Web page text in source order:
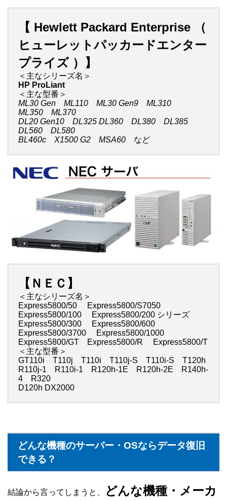
【 Hewlett Packard Enterprise （
ヒューレットパッカードエンター
プライズ ）】
＜主なシリーズ名＞
HP ProLiant
＜主な型番＞
ML30 Gen ML110 ML30 Gen9 ML310
ML350 ML370
DL20 Gen10 DL325 DL360 DL380 DL385
DL560 DL580
BL460c X1500 G2 MSA60 など
【ＮＥＣ】
＜主なシリーズ名＞
Express5800/50 Express5800/S7050
Express5800/100 Express5800/200 シリーズ
Express5800/300 Express5800/600
Express5800/3700 Express5800/1000
Express5800/GT Express5800/R Express5800/T
＜主な型番＞
GT110i T110j T110i T110j-S T110i-S T120h
R110j-1 R110i-1 R120h-1E R120h-2E R140h-
4 R320
D120h DX2000
どんな機種のサーバー・OSならデータ復旧
できる？
結論から言ってしまうと、
どんな機種・メーカ